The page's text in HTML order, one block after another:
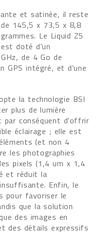
et satinée, il reste
145,5 x 73,5 x 8,8
Le Liquid Z5
doté d'un
de 4 Go de
GPS intégré, et d'une
la technologie BSI
plus de lumière
par conséquent d'offrir
éclairage ; elle est
(et non 4
les photographies
pixels (1,4 um x 1,4
et réduit la
Enfin, le
pour favoriser le
que la solution
des images en
des détails expressifs